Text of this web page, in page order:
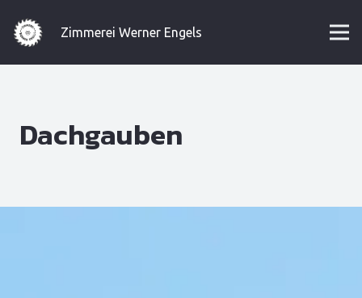
Zimmerei Werner Engels
Dachgauben